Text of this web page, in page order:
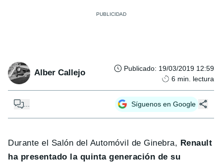
Alber Callejo Publicado: 19/03/2019 12:59
6 min. lectura
Síguenos en Google
Durante el Salón del Automóvil de Ginebra, Renault
ha presentado la quinta generación de su